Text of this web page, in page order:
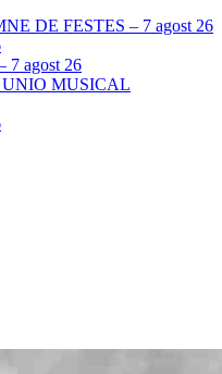
DE FESTES – 7 agost 26
7 agost 26
UNIO MUSICAL